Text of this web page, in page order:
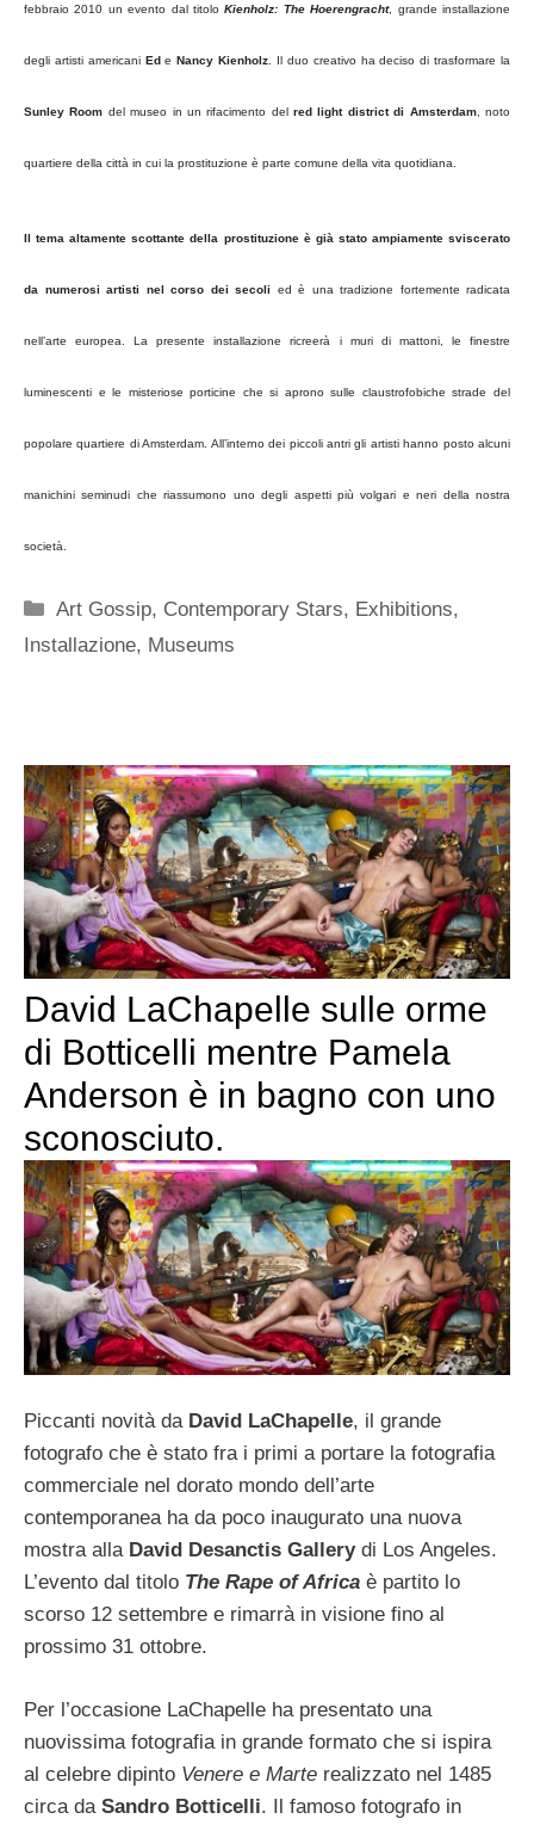
febbraio 2010 un evento dal titoloKienholz: The Hoerengracht, grande installazione
degli artisti americani EdeNancy Kienholz . Il duo creativo ha deciso di trasformare la
Sunley Room del museo in un rifacimento delred light district di Amsterdam, noto
quartiere della città in cui la prostituzione è parte comune della vita quotidiana.
Il tema altamente scottante della prostituzione è già stato ampiamente sviscerato
da numerosi artisti nel corso dei secoli ed è una tradizione fortemente radicata
nell’arte europea. La presente installazione ricreerà i muri di mattoni, le finestre
luminescenti e le misteriose porticine che si aprono sulle claustrofobiche strade del
popolare quartiere di Amsterdam. All’interno dei piccoli antri gli artisti hanno posto alcuni
manichini seminudi che riassumono uno degli aspetti più volgari e neri della nostra
società.
Categorie
Art Gossip, Contemporary Stars, Exhibitions,
Installazione, Museums
David LaChapelle sulle orme
di Botticelli mentre Pamela
Anderson è in bagno con uno
sconosciuto.
Piccanti novità da David LaChapelle, il grande
fotografo che è stato fra i primi a portare la fotografia
commerciale nel dorato mondo dell’arte
contemporanea ha da poco inaugurato una nuova
mostra allaDavid Desanctis Gallerydi Los Angeles.
L’evento dal titolo The Rape of Africa è partito lo
scorso 12 settembre e rimarrà in visione fino al
prossimo 31 ottobre.
Per l’occasione LaChapelle ha presentato una
nuovissima fotografia in grande formato che si ispira
al celebre dipinto Venere e Marte realizzato nel 1485
circa da Sandro Botticelli. Il famoso fotografo in